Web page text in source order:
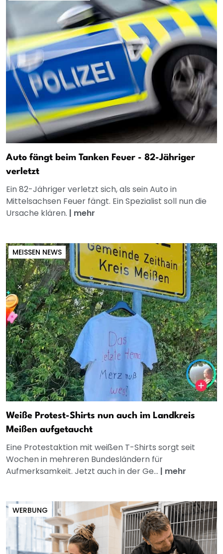
Auto fängt beim Tanken Feuer - 82-Jähriger
verletzt
Ein 82-Jähriger verletzt sich, als sein Auto in
Mittelsachsen Feuer fängt. Ein Spezialist soll nun die
Ursache klären. | mehr
MEISSEN NEWS
Weiße Protest-Shirts nun auch im Landkreis
Meißen aufgetaucht
Eine Protestaktion mit weißen T-Shirts sorgt seit
Wochen in mehreren Bundesländern für
Aufmerksamkeit. Jetzt auch in der Ge... | mehr
WERBUNG